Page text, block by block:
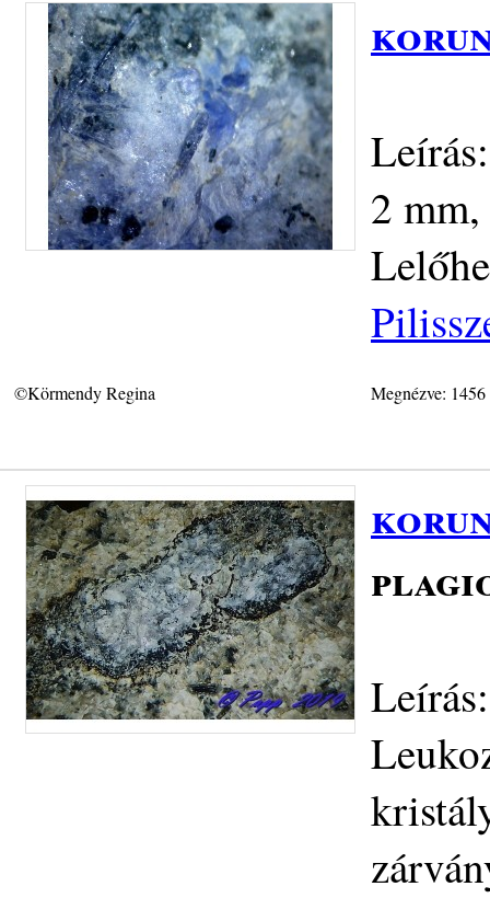
2
©Körmendy Regina Megnézve: